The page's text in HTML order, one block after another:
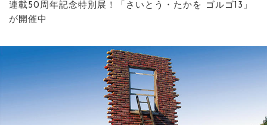
連載50周年記念特別展！「さいとう・たかを ゴルゴ13」
が開催中